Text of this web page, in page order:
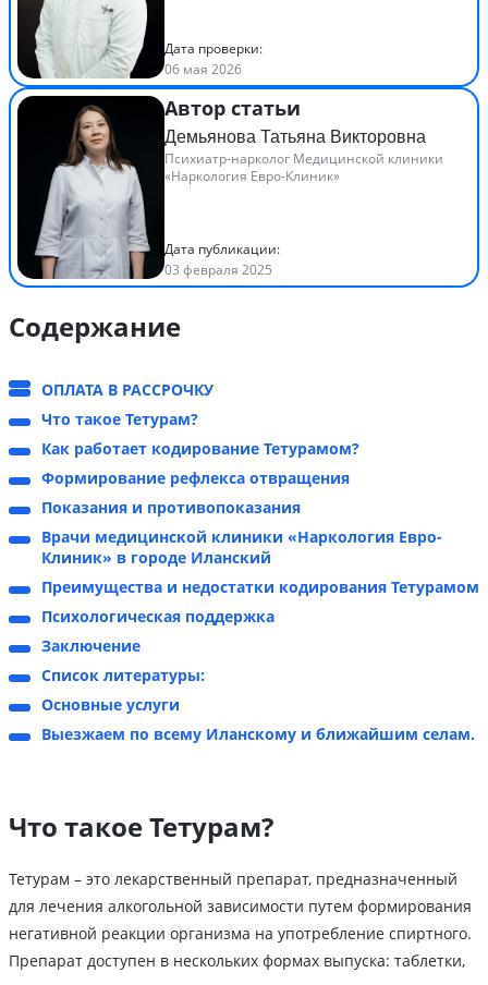
Дата проверки:
06 мая 2026
Автор статьи
Демьянова Татьяна Викторовна
Психиатр-нарколог Медицинской клиники
«Наркология Евро-Клиник»
Дата публикации:
03 февраля 2025
Содержание
ОПЛАТА В РАССРОЧКУ
Что такое Тетурам?
Как работает кодирование Тетурамом?
Формирование рефлекса отвращения
Показания и противопоказания
Врачи медицинской клиники «Наркология Евро-
Клиник» в городе Иланский
Преимущества и недостатки кодирования Тетурамом
Психологическая поддержка
Заключение
Список литературы:
Основные услуги
Выезжаем по всему Иланскому и ближайшим селам.
Что такое Тетурам?
Тетурам – это лекарственный препарат, предназначенный
для лечения алкогольной зависимости путем формирования
негативной реакции организма на употребление спиртного.
Препарат доступен в нескольких формах выпуска: таблетки,